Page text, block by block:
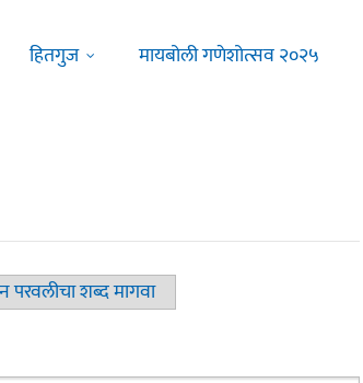
हितगुज मायबोली गणेशोत्सव २०२५
परवलीचा शब्द मागवा